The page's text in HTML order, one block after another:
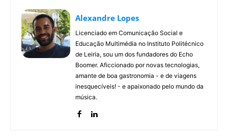
Alexandre Lopes
Licenciado em Comunicação Social e
Educação Multimédia no Instituto Politécnico
de Leiria, sou um dos fundadores do Echo
Boomer. Aficcionado por novas tecnologias,
amante de boa gastronomia - e de viagens
inesquecíveis! - e apaixonado pelo mundo da
música.